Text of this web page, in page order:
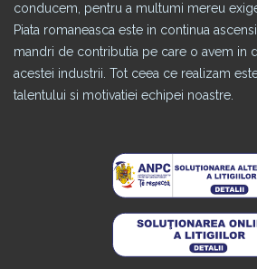
conducem, pentru a multumi mereu
Piata romaneasca este in continua
mandri de contributia pe care o avem in
acestei industrii. Tot ceea ce realizam
talentului si motivatiei echipei noastre.